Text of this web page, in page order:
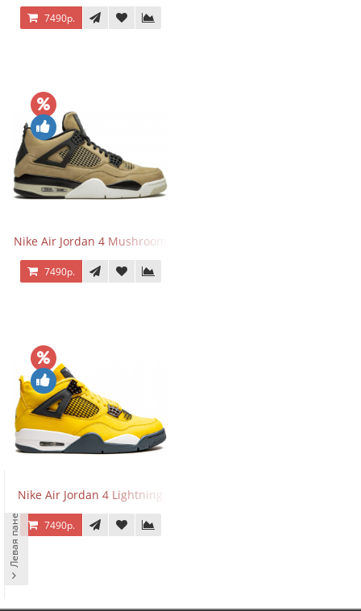
7490р.
Nike Air Jordan 4 Mushroom
7490р.
Nike Air Jordan 4 Lightning
7490р.
Левая панель